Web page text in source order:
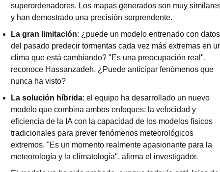
superordenadores. Los mapas generados son muy
y han demostrado una precisión sorprendente.
La gran limitación: ¿puede un modelo entrenado con datos
del pasado predecir tormentas cada vez más extremas en
clima que está cambiando? "Es una preocupación real",
reconoce Hassanzadeh. ¿Puede anticipar fenómenos que
nunca ha visto?
La solución híbrida: el equipo ha desarrollado un nuevo
modelo que combina ambos enfoques: la velocidad y
eficiencia de la IA con la capacidad de los modelos físicos
tradicionales para prever fenómenos meteorológicos
extremos. "Es un momento realmente apasionante para la
meteorología y la climatología", afirma el investigador.